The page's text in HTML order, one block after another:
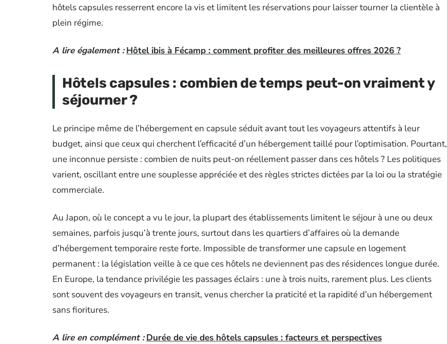
hôtels capsules resserrent encore la vis et limitent les réservations pour laisser tourner la clientèle à
plein régime.
A lire également : Hôtel ibis à Fécamp : comment profiter des meilleures offres 2026 ?
Hôtels capsules : combien de temps peut-on vraiment y
séjourner ?
Le principe même de l’hébergement en capsule séduit avant tout les voyageurs attentifs à leur
budget, ainsi que ceux qui cherchent l’efficacité d’un hébergement taillé pour l’optimisation. Pourtant,
une inconnue persiste : combien de nuits peut-on réellement passer dans ces hôtels ? Les politiques
varient, oscillant entre une souplesse appréciée et des règles strictes dictées par la loi ou la stratégie
commerciale.
Au Japon, où le concept a vu le jour, la plupart des établissements limitent le séjour à une ou deux
semaines, parfois jusqu’à trente jours, surtout dans les quartiers d’affaires où la demande
d’hébergement temporaire reste forte. Impossible de transformer une capsule en logement
permanent : la législation veille à ce que ces hôtels ne deviennent pas des résidences longue durée.
En Europe, la tendance privilégie les passages éclairs : une à trois nuits, rarement plus. Les clients
sont souvent des voyageurs en transit, venus chercher la praticité et la rapidité d’un hébergement
sans fioritures.
A lire en complément : Durée de vie des hôtels capsules : facteurs et perspectives